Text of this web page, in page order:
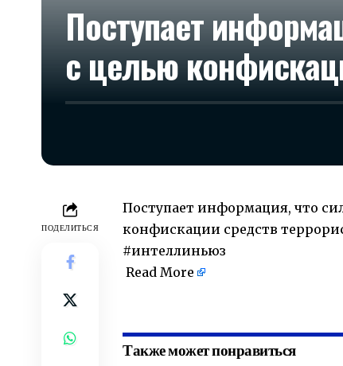
Поступает
с целью
ПОДЕЛИТЬСЯ
Поступает информация, что
конфискации средств
#интеллиньюз
Read More
Также может понравиться